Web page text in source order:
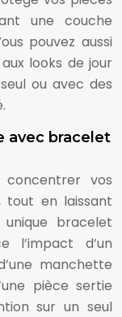
une couche
pouvez aussi
looks de jour
ou avec des
avec bracelet
concentrer vos
tout en laissant
bracelet
l’impact d’un
manchette
pièce sertie
sur un seul